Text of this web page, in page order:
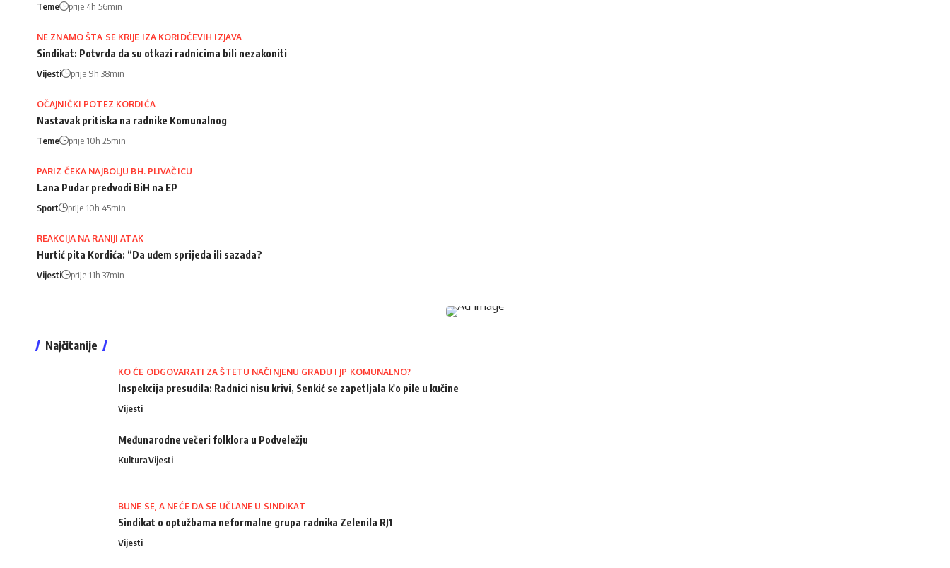
Teme prije 4h 56min
NE ZNAMO ŠTA SE KRIJE IZA KORIDĆEVIH IZJAVA
Sindikat: Potvrda da su otkazi radnicima bili nezakoniti
Vijesti prije 9h 38min
OČAJNIČKI POTEZ KORDIĆA
Nastavak pritiska na radnike Komunalnog
Teme prije 10h 25min
PARIZ ČEKA NAJBOLJU BH. PLIVAČICU
Lana Pudar predvodi BiH na EP
Sport prije 10h 45min
REAKCIJA NA RANIJI ATAK
Hurtić pita Kordića: “Da uđem sprijeda ili sazada?
Vijesti prije 11h 37min
Najčitanije
KO ĆE ODGOVARATI ZA ŠTETU NAČINJENU GRADU I JP KOMUNALNO?
Inspekcija presudila: Radnici nisu krivi, Senkić se zapetljala k'o pile u kučine
Vijesti
Međunarodne večeri folklora u Podveležju
KulturaVijesti
BUNE SE, A NEĆE DA SE UČLANE U SINDIKAT
Sindikat o optužbama neformalne grupa radnika Zelenila RJ1
Vijesti